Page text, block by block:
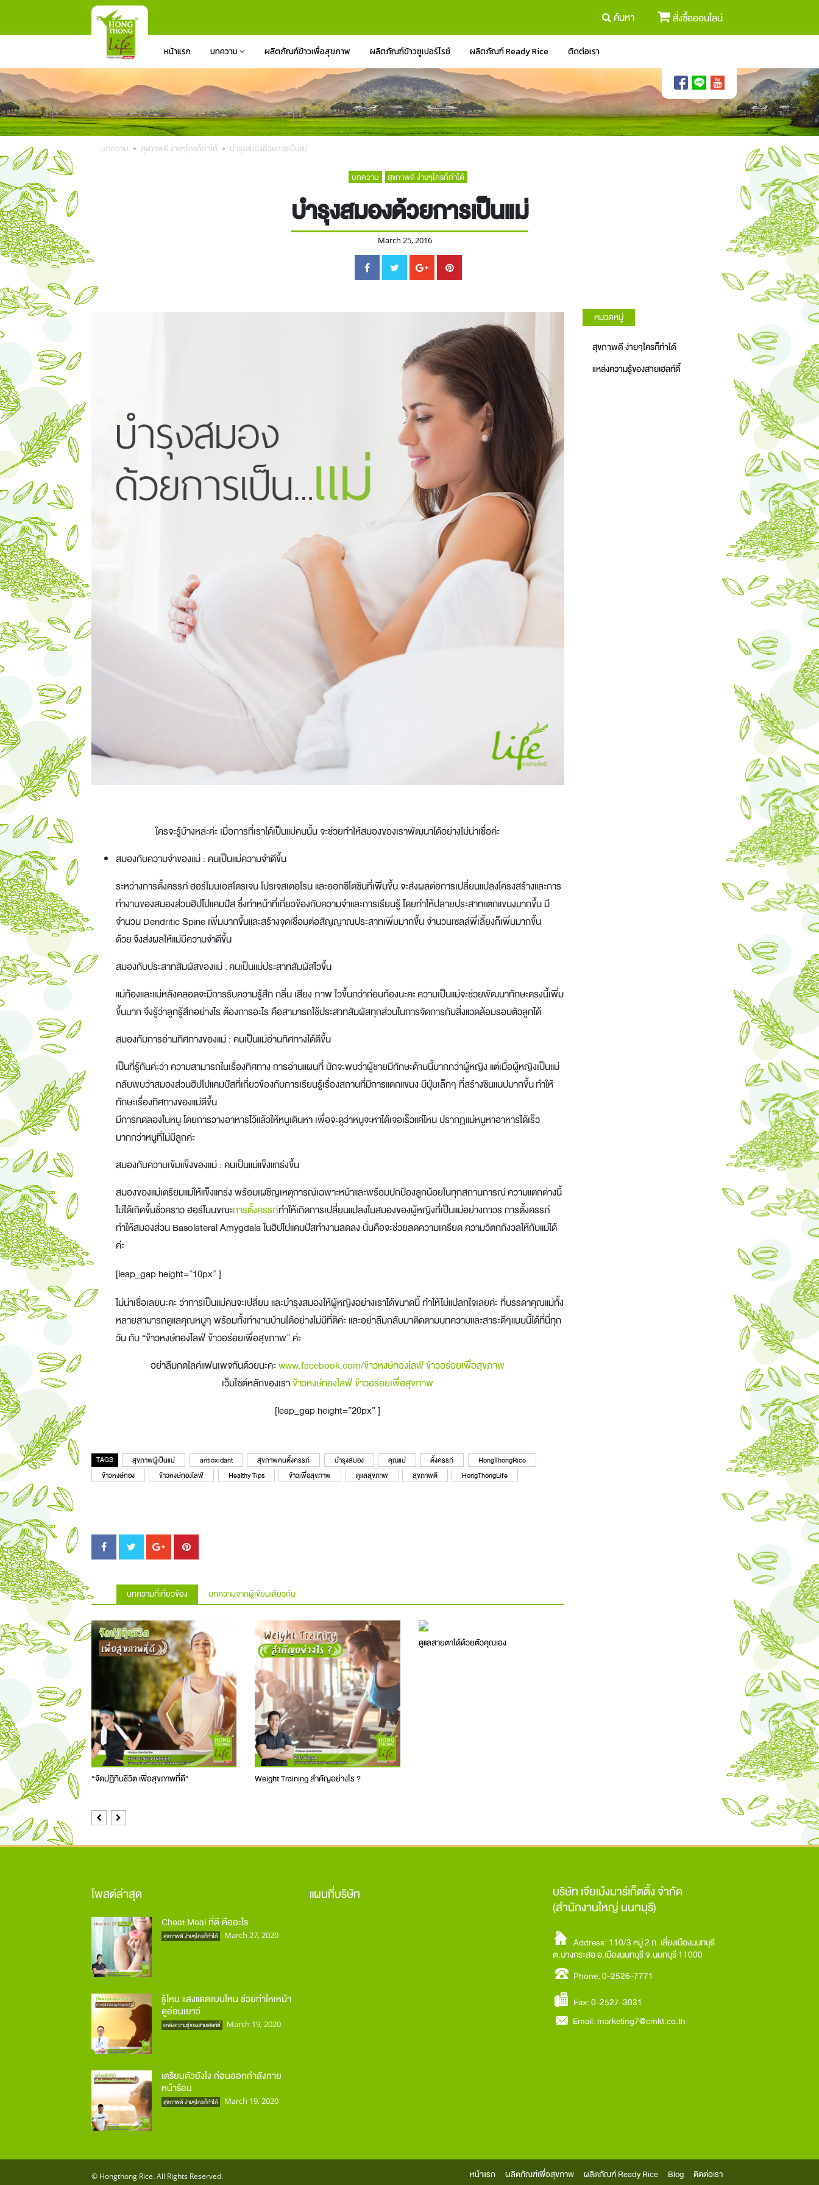
ค้นหา สั่งซื้อออนไลน์
หน้าแรก บทความ ผลิตภัณฑ์ข้าวเพื่อสุขภาพ ผลิตภัณฑ์ข้าวซูเปอร์ไรซ์ ผลิตภัณฑ์ Ready Rice ติดต่อเรา
บทความ สุขภาพดี ง่ายๆใครก็ทำได้ บำรุงสมองด้วยการเป็นแม่
บทความ สุขภาพดี ง่ายๆใครก็ทำได้
บำรุงสมองด้วยการเป็นแม่
March 25, 2016
ใครจะรู้บ้างหล่ะค่ะ เมื่อการที่เราได้เป็นแม่คนนั้น จะช่วยทำให้สมองของเราพัฒนาได้อย่างไม่น่าเชื่อค่ะ
สมองกับความจำของแม่ : คนเป็นแม่ความจำดีขึ้น
ระหว่างการตั้งครรภ์ฮอร์โมนเอสโตรเจน โปรเจสเตอโรน และออกซีโตซินที่เพิ่มขึ้น จะส่งผลต่อการเปลี่ยนแปลงโครงสร้างและการ
ทำงานของสมองส่วนฮิปโปแคมปัส ซึ่งทำหน้าที่เกี่ยวข้องกับความจำและการเรียนรู้ โดยทำให้ปลายประสาทแตกแขนงมากขึ้น มี
จำนวน Dendritic Spine เพิ่มมากขึ้นและสร้างจุดเชื่อมต่อสัญญาณประสาทเพิ่มมากขึ้น จำนวนเซลล์พี่เลี้ยงก็เพิ่มมากขึ้น
ด้วย จึงส่งผลให้แม่มีความจำดีขึ้น
สมองกับประสาทสัมผัสของแม่ : คนเป็นแม่ประสาทสัมผัสไวขึ้น
แม่ท้องและแม่หลังคลอดจะมีการรับความรู้สึก กลิ่น เสียง ภาพ ไวขึ้นกว่าก่อนท้องนะคะ ความเป็นแม่จะช่วยพัฒนาทักษะตรงนี้เพิ่ม
ขึ้นมาก จึงรู้ว่าลูกรู้สึกอย่างไร ต้องการอะไร คือสามารถใช้ประสาทสัมผัสทุกส่วนในการจัดการกับสิ่งแวดล้อมรอบตัวลูกได้
สมองกับการอ่านทิศทางของแม่ : คนเป็นแม่อ่านทิศทางได้ดีขึ้น
เป็นที่รู้กันค่ะว่า ความสามารถในเรื่องทิศทาง การอ่านแผนที่ มักจะพบว่าผู้ชายมีทักษะด้านนี้มากกว่าผู้หญิง แต่เมื่อผู้หญิงเป็นแม่
กลับพบว่าสมองส่วนฮิปโปแคมปัสที่เกี่ยวข้องกับการเรียนรู้เรื่องสถานที่มีการแตกแขนง มีปุ่มเล็กๆ ที่สร้างซินแนปมากขึ้น ทำให้
ทักษะเรื่องทิศทางของแม่ดีขึ้น
มีการทดลองในหนู โดยการวางอาหารไว้แล้วให้หนูเดินหา เพื่อจะดูว่าหนูจะหาได้เจอเร็วแค่ไหน ปรากฏแม่หนูหาอาหารได้เร็ว
มากกว่าหนูที่ไม่มีลูกค่ะ
สมองกับความเข้มแข็งของแม่ : คนเป็นแม่แข็งแกร่งขึ้น
สมองของแม่เตรียมแม่ให้แข็งแกร่ง พร้อมเผชิญเหตุการณ์เฉพาะหน้าและพร้อมปกป้องลูกน้อยในทุกสถานการณ์ ความแตกต่างนี้
ไม่ได้เกิดขึ้นชั่วคราว ฮอร์โมนขณะการตั้งครรภ์ทำให้เกิดการเปลี่ยนแปลงในสมองของผู้หญิงที่เป็นแม่อย่างถาวร การตั้งครรภ์
ทำให้สมองส่วนBasolateral Amygdalaในฮิปโปแคมปัสทำงานลดลง นั่นคือจะช่วยลดความเครียด ความวิตกกังวลให้กับแม่ได้
ค่ะ
[leap_gap height=”10px” ]
ไม่น่าเชื่อเลยนะคะ ว่าการเป็นแม่คนจะเปลี่ยน และบำรุงสมองให้ผู้หญิงอย่างเราได้ขนาดนี้ ทำให้ไม่แปลกใจเลยค่ะ ที่บรรดาคุณแม่ทั้ง
หลายสามารถดูแลคุณหนูๆ พร้อมทั้งทำงานบ้านได้อย่างไม่มีที่ติค่ะ และอย่าลืมกลับมาติดตามบทความและสาระดีๆแบบนี้ได้ที่นี่ทุก
วัน กับ “ข้าวหงษ์ทองไลฟ์ ข้าวอร่อยเพื่อสุขภาพ” ค่ะ
อย่าลืมกดไลค์แฟนเพจกันด้วยนะคะwww.facebook.com/ข้าวหงษ์ทองไลฟ์ ข้าวอร่อยเพื่อสุขภาพ
เว็บไซต์หลักของเราข้าวหงษ์ทองไลฟ์ ข้าวอร่อยเพื่อสุขภาพ
[leap_gap height=”20px” ]
TAGS สุขภาพผู้เป็นแม่ antioxidant สุขภาพคนตั้งครรภ์ บำรุงสมอง คุณแม่ ตั้งครรภ์
HongThongRice
ข้าวหงษ์ทอง
ข้าวหงษ์ทองไลฟ์ Healthy Tips ข้าวเพื่อสุขภาพ ดูแลสุขภาพ สุขภาพดี HongThongLife
บทความที่เกี่ยวข้อง บทความจากผู้เขียนเดียวกัน
“จัดปฏิทินชีวิต เพื่อสุขภาพที่ดี” Weight Training สำคัญอย่างไร ?
ดูแลสายตาได้ด้วยตัวคุณเอง
Previous
Next
หมวดหมู่
สุขภาพดี ง่ายๆใครก็ทำได้
แหล่งความรู้ของสายเฮลท์ตี้
โพสต์ล่าสุด
Cheat Meal ที่ดี คืออะไร
สุขภาพดี ง่ายๆใครก็ทำได้ March 27, 2020
รู้ไหม แสงแดดแบบไหน ช่วยทำใหเหน้า
ดูอ่อนเยาว์
แหล่งความรู้ของสายเฮลท์ตี้ March 19, 2020
เตรียมตัวยังไง ก่อนออกกำลังกาย
หน้าร้อน
สุขภาพดี ง่ายๆใครก็ทำได้ March 19, 2020
แผนที่บริษัท
บริษัท เจียเม้งมาร์เก็ตติ้ง จำกัด
(สำนักงานใหญ่ นนทบุรี)
Address: 110/3 หมู่ 2 ถ. เลี่ยงเมืองนนทบุรี
ต.บางกระสอ อ.เมืองนนทบุรี จ.นนทบุรี 11000
Phone: 0-2526-7771
Fax: 0-2527-3031
Email:marketing7@cmkt.co.th
© Hongthong Rice. All Rights Reserved. หน้าแรก ผลิตภัณฑ์เพื่อสุขภาพ ผลิตภัณฑ์ Ready Rice Blog ติดต่อเรา